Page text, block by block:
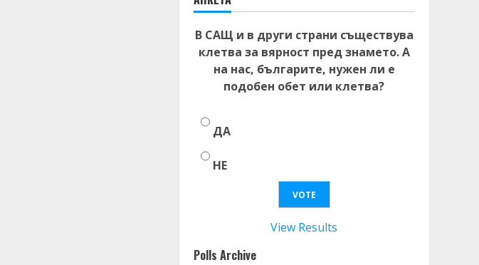
В САЩ и в други страни съществува
клетва за вярност пред знамето. А
на нас, българите, нужен ли е
подобен обет или клетва?
ДА
НЕ
View Results
Polls Archive